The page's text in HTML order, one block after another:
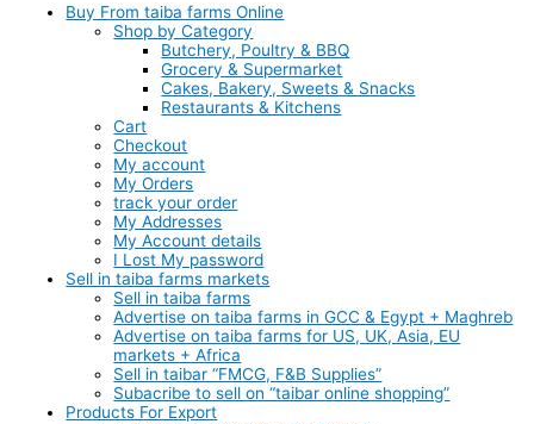
Buy From taiba farms Online
Shop by Category
Butchery, Poultry & BBQ
Grocery & Supermarket
Cakes, Bakery, Sweets & Snacks
Restaurants & Kitchens
Cart
Checkout
My account
My Orders
track your order
My Addresses
My Account details
I Lost My password
Sell in taiba farms markets
Sell in taiba farms
Advertise on taiba farms in GCC & Egypt + Maghreb
Advertise on taiba farms for US, UK, Asia, EU
markets + Africa
Sell in taibar “FMCG, F&B Supplies”
Subacribe to sell on “taibar online shopping”
Products For Export